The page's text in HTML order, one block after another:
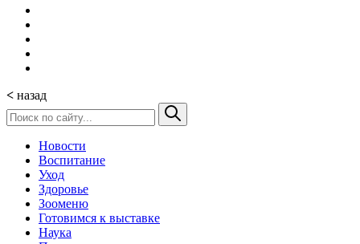
< назад
Новости
Воспитание
Уход
Здоровье
Зооменю
Готовимся к выставке
Наука